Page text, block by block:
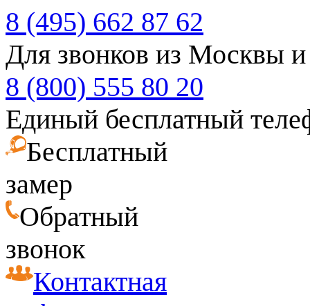
8 (495) 662 87 62
Для звонков из Москвы
8 (800) 555 80 20
Единый бесплатный
Бесплатный
замер
Обратный
звонок
Контактная